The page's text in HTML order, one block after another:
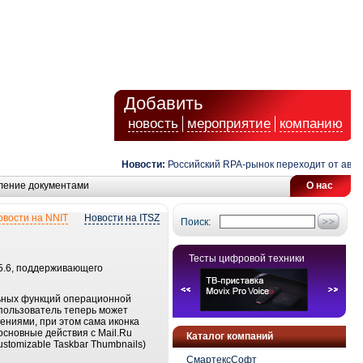
Добавить
новость мероприятие компанию
Новости: Российский RPA-рынок переходит от
О нас
документами
Поиск:
Тесты цифровой техники
Каталог компаний
СмартексСофт
Новости на ITSZ
на NNIT
поддерживающего
функций операционной
теперь может
при этом сама иконка
действия с Mail.Ru
Taskbar Thumbnails)